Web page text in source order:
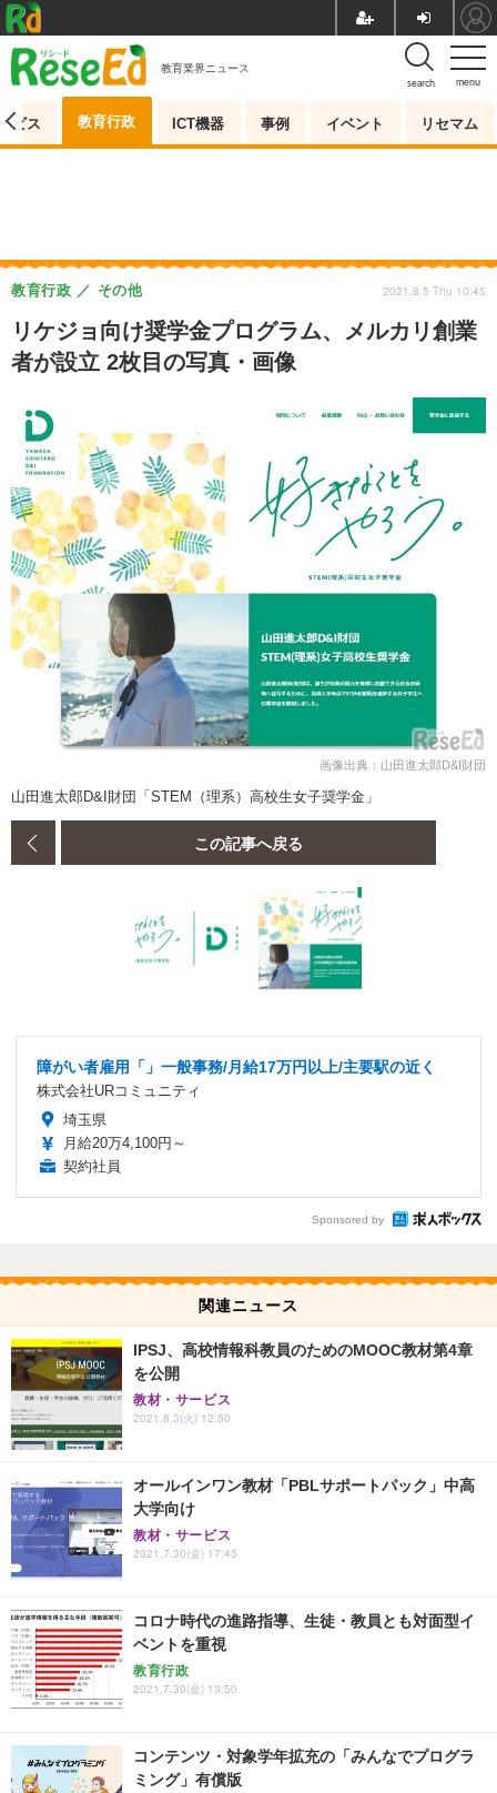
menu
search
教育業界ニュース
ビス 教育行政 ICT機器 事例 イベント リセマム
リケジョ向け奨学金プログラム、メルカリ創業
者が設立 2枚目の写真・画像
教育行政 その他 2021.8.5 Thu 10:45
画像出典：山田進太郎D&I財団
山田進太郎D&I財団「STEM（理系）高校生女子奨学金」
この記事へ戻る
障がい者雇用「」一般事務/月給17万円以上/主要駅の近く
株式会社URコミュニティ
埼玉県
月給20万4,100円～
契約社員
Sponsored by
関連ニュース
IPSJ、高校情報科教員のためのMOOC教材第4章
を公開
教材・サービス
2021.8.3(火) 12:50
オールインワン教材「PBLサポートパック」中高
大学向け
教材・サービス
2021.7.30(金) 17:45
コロナ時代の進路指導、生徒・教員とも対面型イ
ベントを重視
教育行政
2021.7.30(金) 13:50
コンテンツ・対象学年拡充の「みんなでプログラ
ミング」有償版